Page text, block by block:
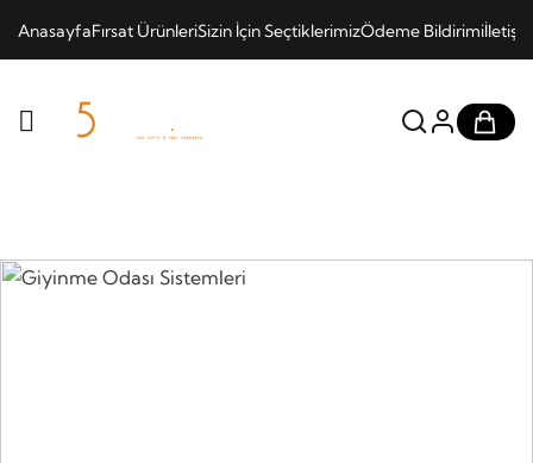
AnasayfaFırsat ÜrünleriSizin İçin SeçtiklerimizÖdeme Bildirimi